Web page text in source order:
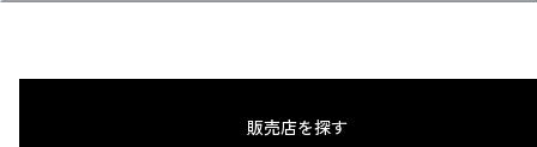
販売店を探す